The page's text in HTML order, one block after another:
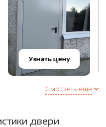
Узнать цену
Смотреть ещё
двери